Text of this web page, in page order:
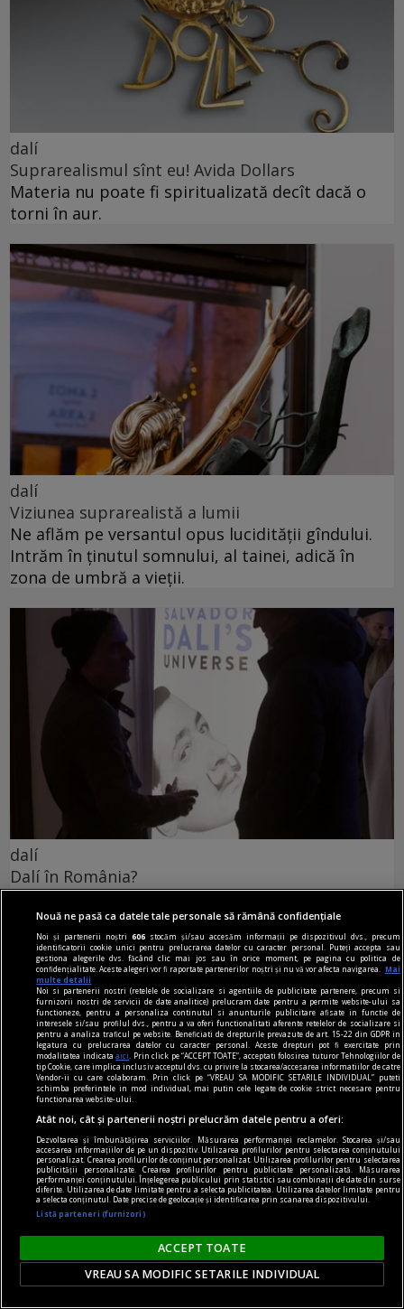
dalí
Suprarealismul sînt eu! Avida Dollars
Materia nu poate fi spiritualizată decît dacă o
torni în aur.
dalí
Viziunea suprarealistă a lumii
Ne aflăm pe versantul opus lucidității gîndului.
Intrăm în ținutul somnului, al tainei, adică în
zona de umbră a vieții.
dalí
Dalí în România?
Dacă ar fi să căutăm influența lui Dalí în arta
românească, este necesar ca mai întîi să
înțelegem cine și ce a fost Salvador Dalí.
noile fanatisme
Mințile înfierbîntate
Cu alte cuvinte, cum diferă noile forme de
fanatism de cele din trecut?
Stela GIURGEANU
Nouă ne pasă ca datele tale personale să rămână confidențiale
Noi și partenerii noștri606 stocăm și/sau accesăm informații pe dispozitivul dvs., precum
identificatorii cookie unici pentru prelucrarea datelor cu caracter personal. Puteți accepta sau
gestiona alegerile dvs. făcând clic mai jos sau în orice moment, pe pagina cu politica de
confidențialitate. Aceste alegeri vor fi raportate partenerilor noștri și nu vă vor afecta navigarea.
Mai
multe detalii
Noi si partenerii nostri (retelele de socializare si agentiile de publicitate partenere, precum si
furnizorii nostri de servicii de date analitice) prelucram date pentru a permite website-ului sa
functioneze, pentru a personaliza continutul si anunturile publicitare afisate in functie de
interesele si/sau profilul dvs., pentru a va oferi functionalitati aferente retelelor de socializare si
pentru a analiza traficul pe website. Beneficiati de drepturile prevazute de art. 15-22 din GDPR in
legatura cu prelucrarea datelor cu caracter personal. Aceste drepturi pot fi exercitate prin
modalitatea indicataaici
. Prin click pe “ACCEPT TOATE”, acceptati folosirea tuturor Tehnologiilor de
tip Cookie, care implica inclusiv acceptul dvs. cu privire la stocarea/accesarea informatiilor de catre
Vendor-ii cu care colaboram. Prin click pe “VREAU SA MODIFIC SETARILE INDIVIDUAL” puteti
schimba preferintele in mod individual, mai putin cele legate de cookie strict necesare pentru
functionarea website-ului.
Atât noi, cât și partenerii noștri prelucrăm datele pentru a oferi:
Dezvoltarea și îmbunătățirea serviciilor. Măsurarea performanței reclamelor. Stocarea și/sau
accesarea informațiilor de pe un dispozitiv. Utilizarea profilurilor pentru selectarea conținutului
personalizat. Crearea profilurilor de conținut personalizat. Utilizarea profilurilor pentru selectarea
publicității personalizate. Crearea profilurilor pentru publicitate personalizată. Măsurarea
performanței conținutului. Înțelegerea publicului prin statistici sau combinații de date din surse
diferite. Utilizarea de date limitate pentru a selecta publicitatea. Utilizarea datelor limitate pentru
a selecta conținutul. Date precise de geolocație și identificarea prin scanarea dispozitivului.
Listă parteneri (furnizori)
ACCEPT TOATE
VREAU SA MODIFIC SETARILE INDIVIDUAL